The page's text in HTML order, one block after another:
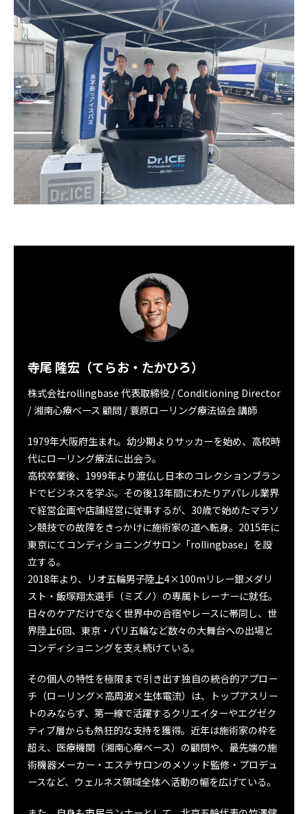
寺尾 隆宏（てらお・たかひろ）
株式会社rollingbase 代表取締役 / Conditioning Director
/ 湘南心療ベース 顧問 / 蓑原ローリング療法協会 講師
1979年大阪府生まれ。幼少期よりサッカーを始め、高校時
代にローリング療法に出会う。
高校卒業後、1999年より渡仏し日本のコレクションブラン
ドでビジネスを学ぶ。その後13年間にわたりアパレル業界
で経営企画や店舗経営に従事するが、30歳で始めたマラソ
ン競技での故障をきっかけに施術家の道へ転身。2015年に
東京にてコンディショニングサロン「rollingbase」を設
立する。
2018年より、リオ五輪男子陸上4×100mリレー銀メダリ
スト・飯塚翔太選手（ミズノ）の専属トレーナーに就任。
日々のケアだけでなく世界中の合宿やレースに帯同し、世
界陸上6回、東京・パリ五輪など数々の大舞台への出場と
コンディショニングを支え続けている。
その個人の特性を極限まで引き出す独自の統合的アプロー
チ（ローリング×高周波×生体電流）は、トップアスリー
トのみならず、第一線で活躍するクリエイターやエグゼク
ティブ層からも熱狂的な支持を獲得。近年は施術家の枠を
超え、医療機関（湘南心療ベース）の顧問や、最先端の施
術機器メーカー・エステサロンのメソッド監修・プロデュ
ースなど、ウェルネス領域全体へ活動の幅を広げている。